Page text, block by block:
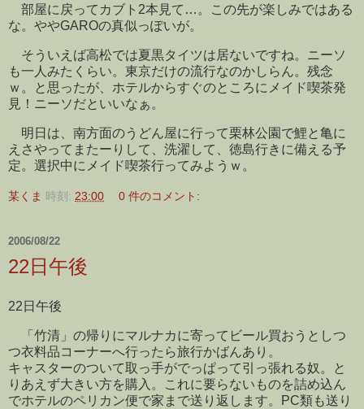
部屋に戻ってカブト2本見て…。この先が楽しみではある
な。ややGAROの真似っぽいが。
そういえば高松では夏黒タイツは居ないですね。ニーソ
も一人みたくらい。東京だけの流行なのかしらん。残念
ｗ。と思ったが、ホテルからすぐのところにメイド喫茶発
見！ニーソだといいなぁ。
明日は、南方面のうどん屋に行って栗林公園で鯉と亀に
えさやってまたーりして、洗濯して、徳島行きに備える予
定。選択中にメイド喫茶行ってみようｗ。
某くま 時刻: 23:00 0 件のコメント:
2006/08/22
22日午後
22日午後
「竹清」の帰りにマルナカに寄ってビール買おうとしつ
つ衣料品コーナーへ行ったら旅行かばんあり。
キャスターのついて取っ手がでっぱって引っ張れる奴。と
りあえず大きい方を購入。これに要らないものを詰め込ん
でホテルのペリカン便で家まで送り返します。PC類も送り